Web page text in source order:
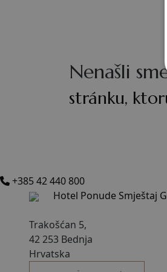
Nenašli
stránku,
+385 42 440 800
Hotel Ponude Smještaj
Trakošćan 5,
42 253 Bednja
Hrvatska